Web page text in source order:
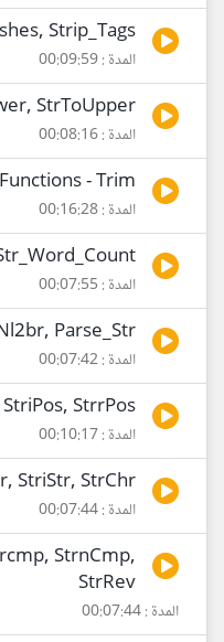
Strip_Tags
المدة : 00:09:59
StrToUpper
المدة : 00:08:16
- Trim
المدة : 00:16:28
المدة : 00:07:55
Parse_Str
المدة : 00:07:42
StrrPos
المدة : 00:10:17
StriStr, StrChr
المدة : 00:07:44
StrnCmp,
StrRev
المدة : 00:07:44